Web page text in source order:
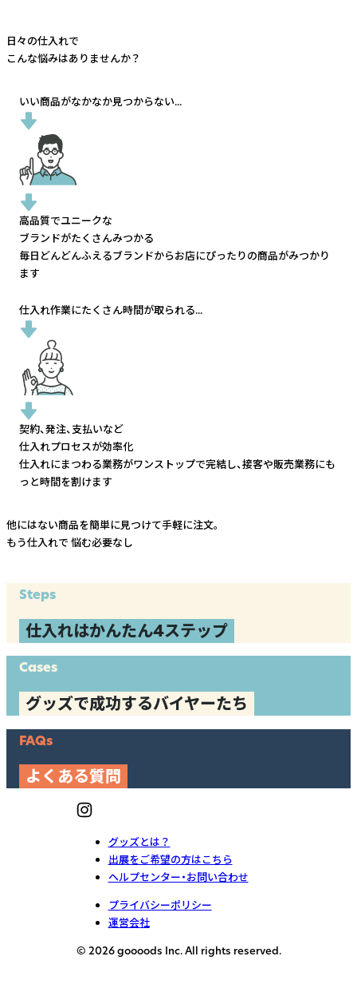
日々の仕入れで
こんな悩みはありませんか？
いい商品がなかなか見つからない...
高品質でユニークな
ブランドがたくさんみつかる
毎日どんどんふえるブランドからお店にぴったりの商品がみつかり
ます
仕入れ作業にたくさん時間が取られる...
契約、発注、支払いなど
仕入れプロセスが効率化
仕入れにまつわる業務がワンストップで完結し、接客や販売業務にも
っと時間を割けます
他にはない商品を簡単に見つけて手軽に注文。
もう仕入れで 悩む必要なし
Steps
仕入れはかんたん4ステップ
Cases
グッズで成功するバイヤーたち
FAQs
よくある質問
グッズとは？
出展をご希望の方はこちら
ヘルプセンター・お問い合わせ
プライバシーポリシー
運営会社
© 2026 goooods Inc. All rights reserved.